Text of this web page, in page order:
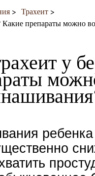
Трахеит
Какие препараты можно
у